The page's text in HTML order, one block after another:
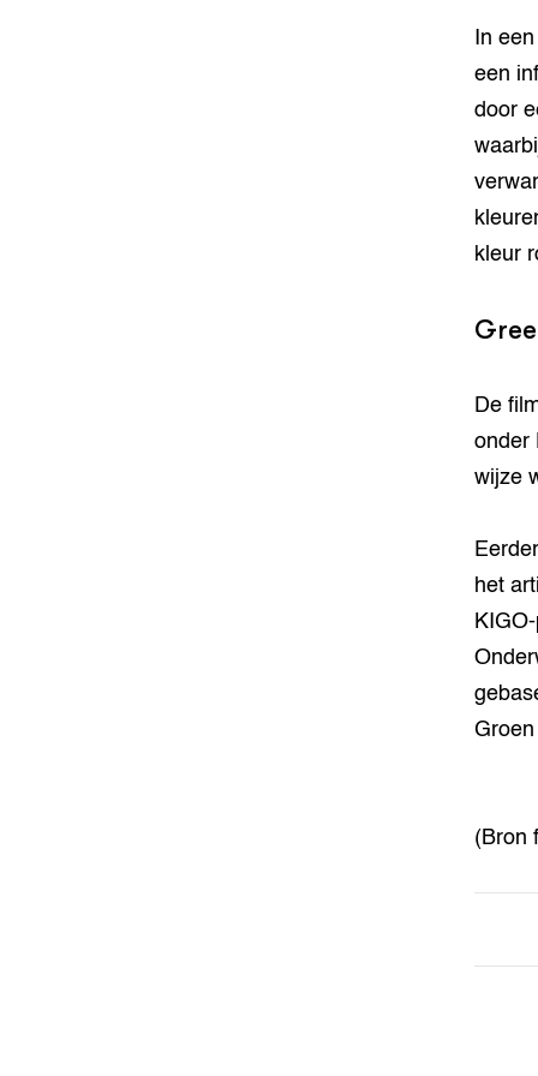
In
een
door
kleur
De
onder
wijze
het
(Bron